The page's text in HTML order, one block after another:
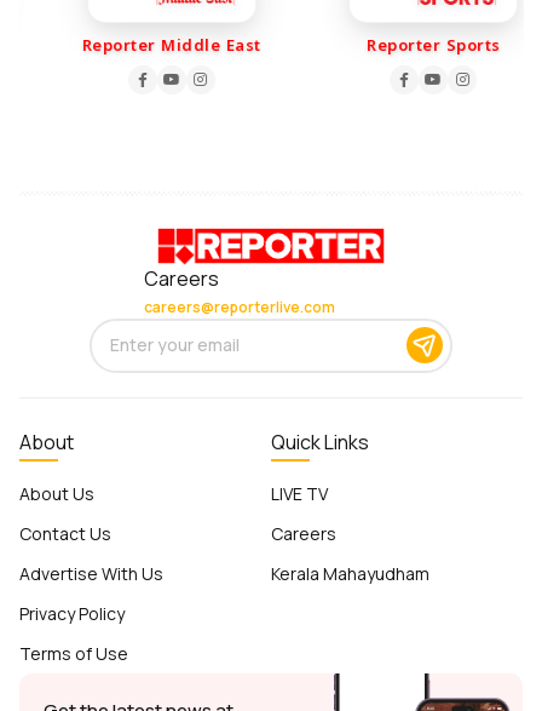
Reporter Middle East Reporter Sports
Careers
careers@reporterlive.com
About
About Us
Contact Us
Advertise With Us
Privacy Policy
Terms of Use
Quick Links
LIVE TV
Careers
Kerala Mahayudham